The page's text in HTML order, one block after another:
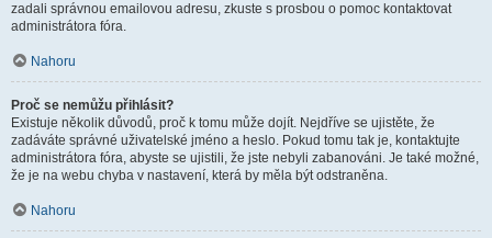
zadali správnou emailovou adresu, zkuste s prosbou o pomoc kontaktovat
administrátora fóra.
Nahoru
Proč se nemůžu přihlásit?
Existuje několik důvodů, proč k tomu může dojít. Nejdříve se ujistěte, že
zadáváte správné uživatelské jméno a heslo. Pokud tomu tak je, kontaktujte
administrátora fóra, abyste se ujistili, že jste nebyli zabanováni. Je také možné,
že je na webu chyba v nastavení, která by měla být odstraněna.
Nahoru